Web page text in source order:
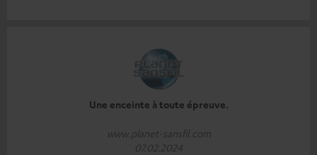
Une enceinte à toute épreuve.
www.planet-sansfil.com
07.02.2024